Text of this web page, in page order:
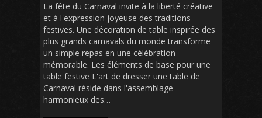
La fête du Carnaval invite à la liberté créative
et à l'expression joyeuse des traditions
festives. Une décoration de table inspirée des
plus grands carnavals du monde transforme
un simple repas en une célébration
mémorable. Les éléments de base pour une
table festive L'art de dresser une table de
Carnaval réside dans l'assemblage
harmonieux des…